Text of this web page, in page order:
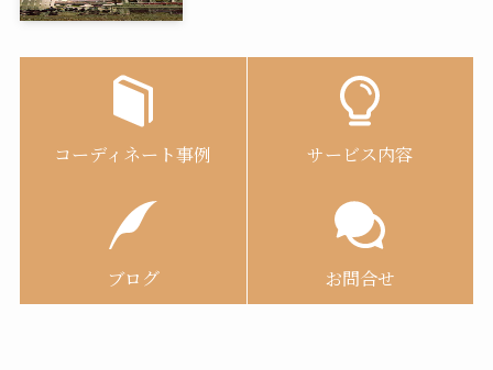
コーディネート事例 サービス内容
ブログ お問合せ